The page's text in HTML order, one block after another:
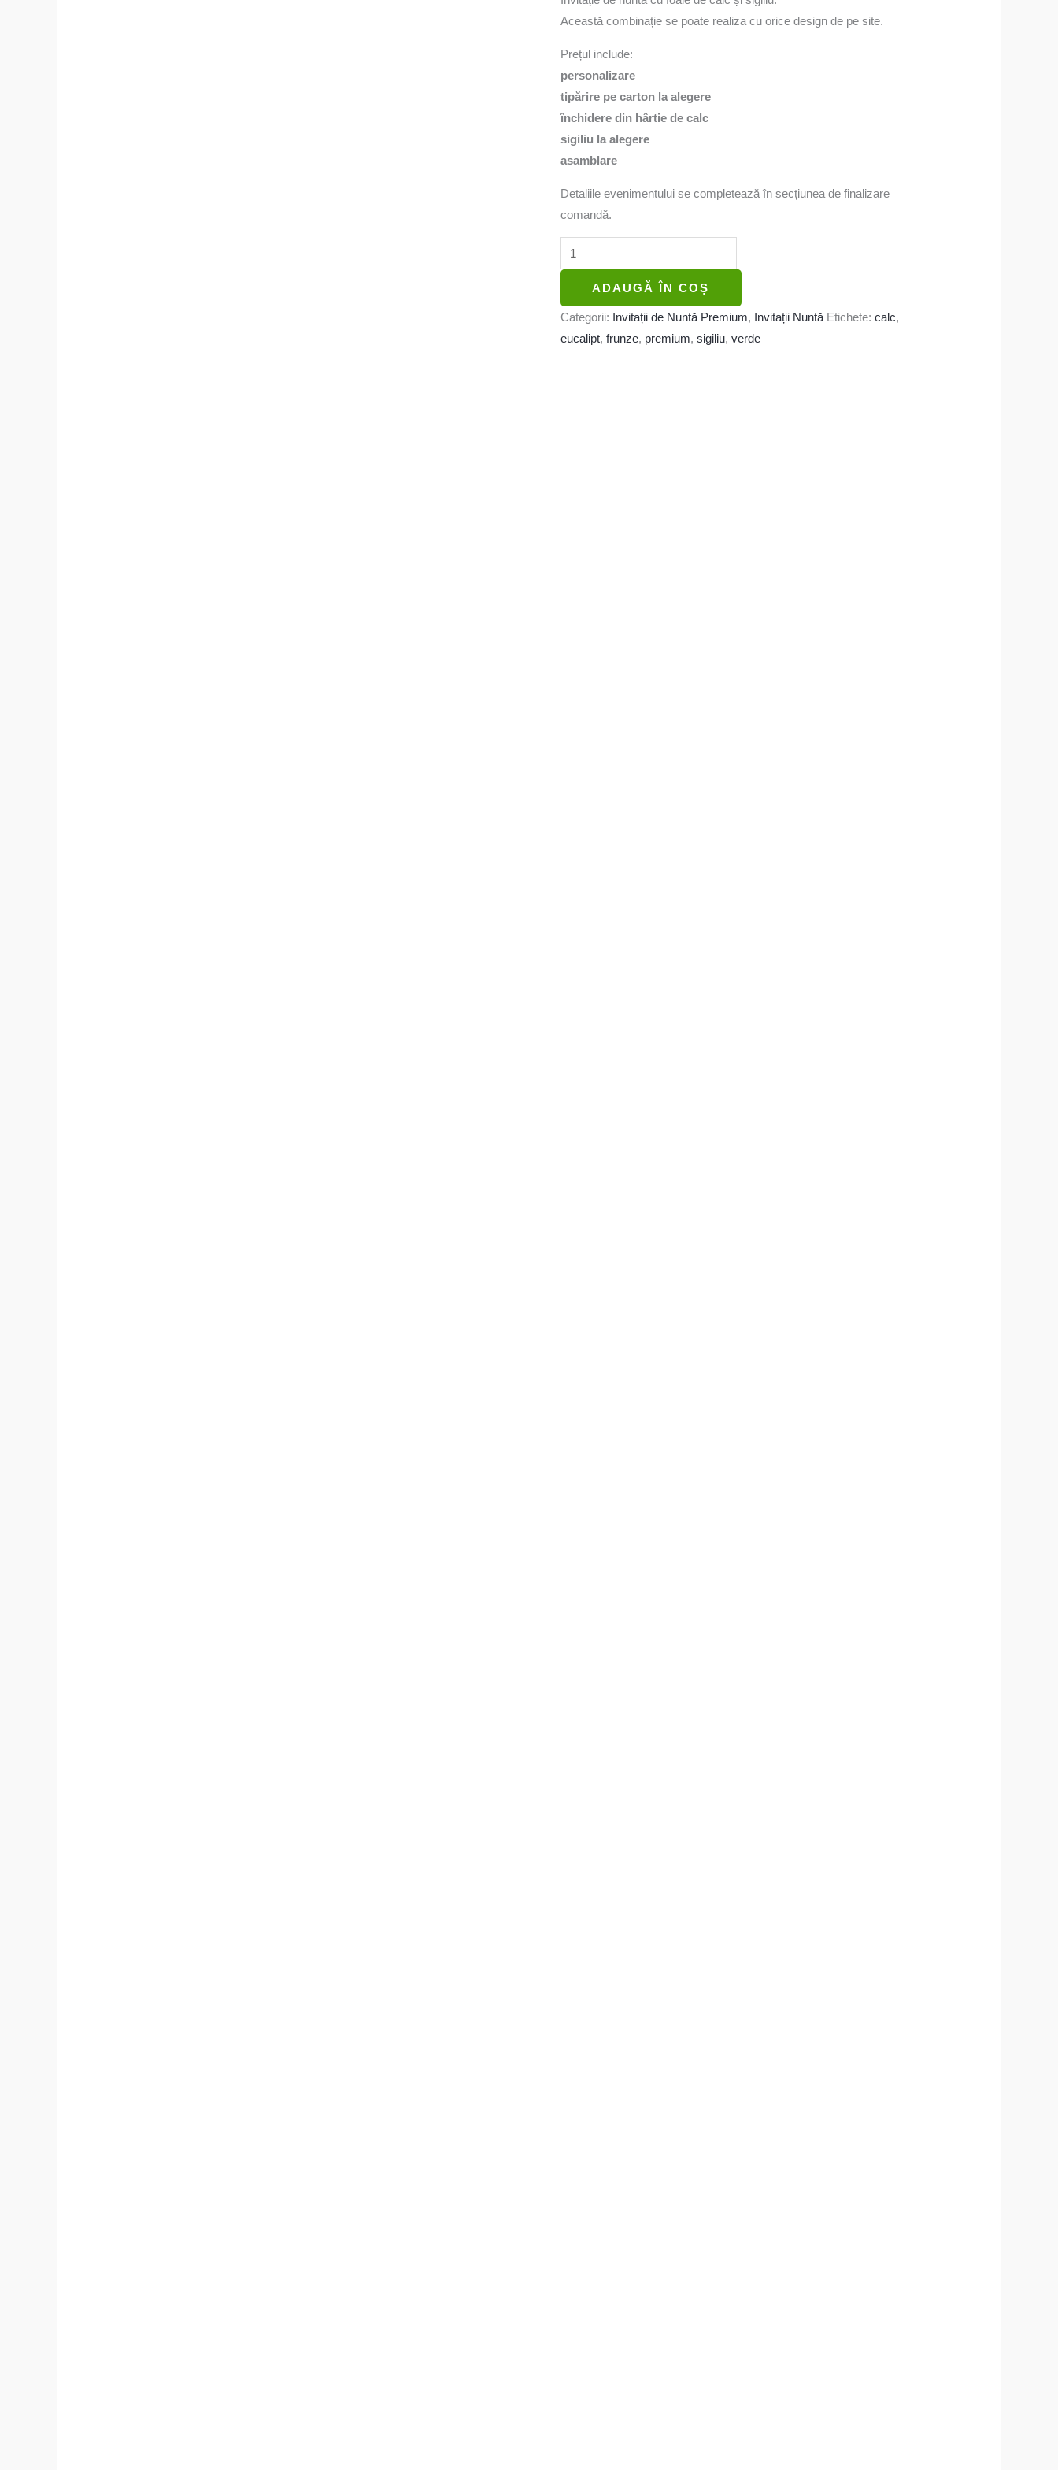
Această combinație se poate realiza cu orice design de pe site.
Prețul include:
personalizare
tipărire pe carton la alegere
închidere din hârtie de calc
sigiliu la alegere
asamblare
Detaliile evenimentului se completează în secțiunea de finalizare
comandă.
ADAUGĂ ÎN COȘ
Categorii: Invitații de Nuntă Premium, Invitații Nuntă Etichete: calc,
eucalipt, frunze, premium, sigiliu, verde